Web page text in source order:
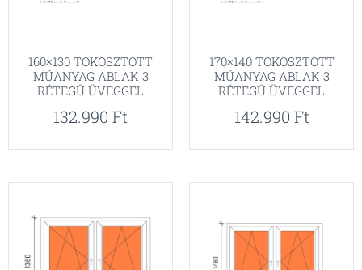
160×130 TOKOSZTOTT
MŰANYAG ABLAK 3
RÉTEGŰ ÜVEGGEL
132.990 Ft
170×140 TOKOSZTOTT
MŰANYAG ABLAK 3
RÉTEGŰ ÜVEGGEL
142.990 Ft